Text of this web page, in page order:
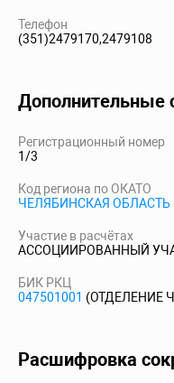
Телефон
(351)2479170,2479108
Дополнительные
Регистрационный номер
1/3
Код региона по ОКАТО
ЧЕЛЯБИНСКАЯ ОБЛАСТЬ
Участие в расчётах
АССОЦИИРОВАННЫЙ
БИК РКЦ
047501001 (ОТДЕЛЕНИЕ
Расшифровка